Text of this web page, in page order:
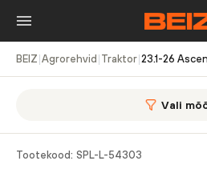
BEIZ Agrorehvid Traktor 23.1-26
Vali
Tootekood: SPL-L-54303